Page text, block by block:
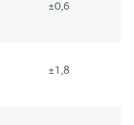
±0,6
±1,8